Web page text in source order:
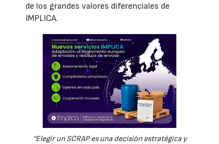
de los grandes valores diferenciales de
IMPLICA.
“Elegir un SCRAP es una decisión estratégica y